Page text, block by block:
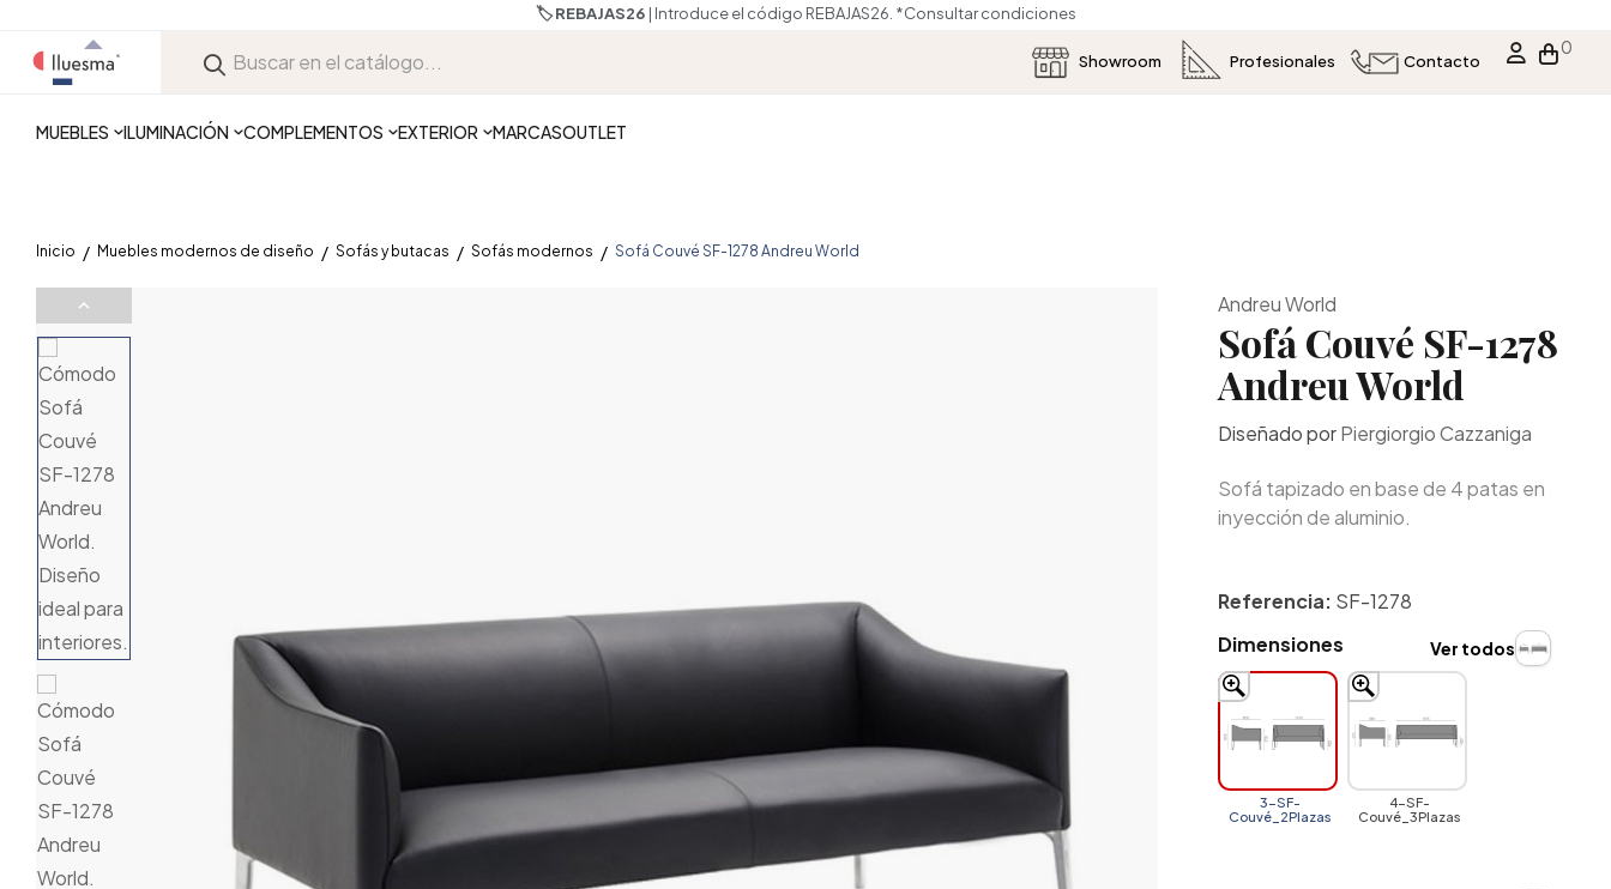
🏷️ REBAJAS26| Introduce el código REBAJAS26. *Consultar condiciones
Showroom Profesionales Contacto
0
MUEBLES ILUMINACIÓN COMPLEMENTOS EXTERIOR MARCASOUTLET
Inicio Muebles modernos de diseño Sofás y butacas Sofás modernos Sofá Couvé SF-1278 Andreu World
Andreu World
Sofá Couvé SF-1278
Andreu World
Diseñado porPiergiorgio Cazzaniga
Sofá tapizado en base de 4 patas en
inyección de aluminio.
Referencia: SF-1278
Dimensiones
3-SF-
Couvé_2Plazas
4-SF-
Couvé_3Plazas
Ver todos